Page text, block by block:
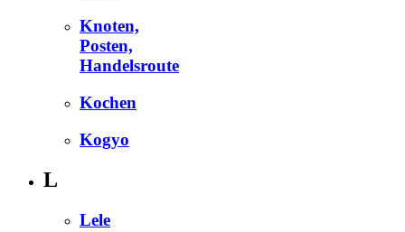
Knoten,
Posten,
Handelsroute
Kochen
Kogyo
L
Lele